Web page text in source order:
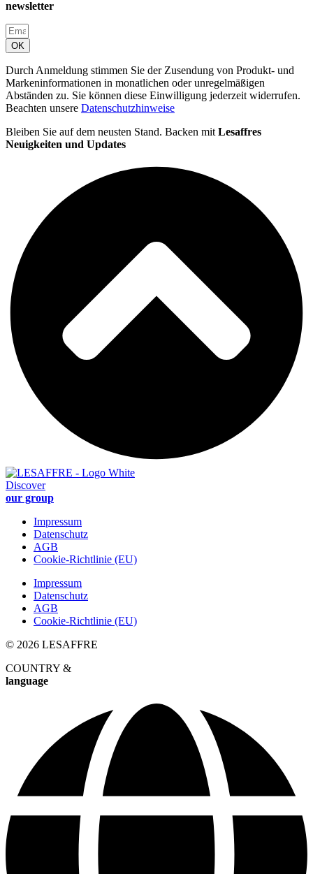
newsletter
OK
Durch Anmeldung stimmen Sie der Zusendung von Produkt- und
Markeninformationen in monatlichen oder unregelmäßigen
Abständen zu. Sie können diese Einwilligung jederzeit widerrufen.
Beachten unsere Datenschutzhinweise
Bleiben Sie auf dem neusten Stand. Backen mit Lesaffres
Neuigkeiten und Updates
Discover
our group
Impressum
Datenschutz
AGB
Cookie-Richtlinie (EU)
Impressum
Datenschutz
AGB
Cookie-Richtlinie (EU)
© 2026 LESAFFRE
COUNTRY &
language